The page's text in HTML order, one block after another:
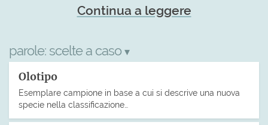
Continua a leggere
parole: scelte a caso ▾
Olotipo
Esemplare campione in base a cui si descrive una nuova
specie nella classificazione…